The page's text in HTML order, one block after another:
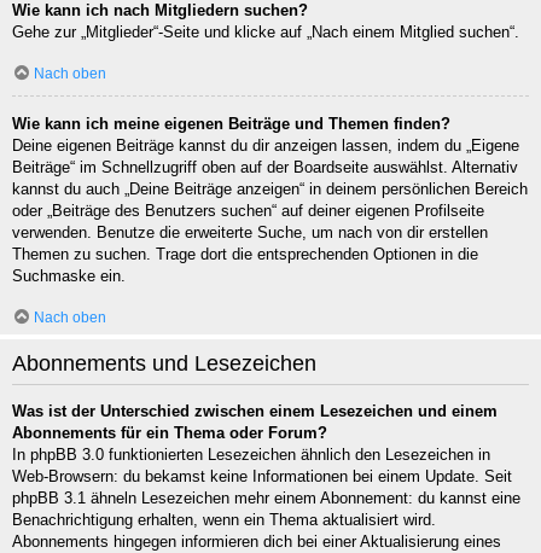
Wie kann ich nach Mitgliedern suchen?
Gehe zur „Mitglieder“-Seite und klicke auf „Nach einem Mitglied suchen“.
Nach oben
Wie kann ich meine eigenen Beiträge und Themen finden?
Deine eigenen Beiträge kannst du dir anzeigen lassen, indem du „Eigene
Beiträge“ im Schnellzugriff oben auf der Boardseite auswählst. Alternativ
kannst du auch „Deine Beiträge anzeigen“ in deinem persönlichen Bereich
oder „Beiträge des Benutzers suchen“ auf deiner eigenen Profilseite
verwenden. Benutze die erweiterte Suche, um nach von dir erstellen
Themen zu suchen. Trage dort die entsprechenden Optionen in die
Suchmaske ein.
Nach oben
Abonnements und Lesezeichen
Was ist der Unterschied zwischen einem Lesezeichen und einem
Abonnements für ein Thema oder Forum?
In phpBB 3.0 funktionierten Lesezeichen ähnlich den Lesezeichen in
Web-Browsern: du bekamst keine Informationen bei einem Update. Seit
phpBB 3.1 ähneln Lesezeichen mehr einem Abonnement: du kannst eine
Benachrichtigung erhalten, wenn ein Thema aktualisiert wird.
Abonnements hingegen informieren dich bei einer Aktualisierung eines